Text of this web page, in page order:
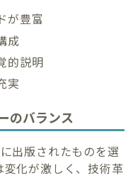
が豊富
成
的説明
実
のバランス
出版されたものを選
化が激しく、技術革